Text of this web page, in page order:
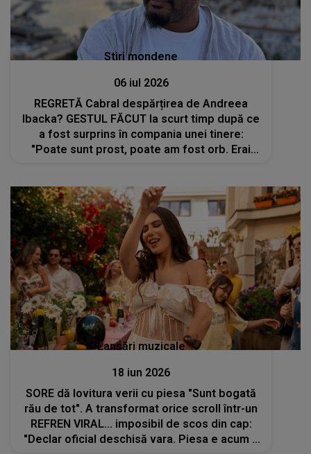
Stiri mondene
06 iul 2026
REGRETĂ Cabral despărțirea de Andreea
Ibacka? GESTUL FĂCUT la scurt timp după ce
a fost surprins în compania unei tinere:
"Poate sunt prost, poate am fost orb. Erai
Lansări muzicale
18 iun 2026
SORE dă lovitura verii cu piesa "Sunt bogată
rău de tot". A transformat orice scroll într-un
REFREN VIRAL... imposibil de scos din cap:
"Declar oficial deschisă vara. Piesa e acum a